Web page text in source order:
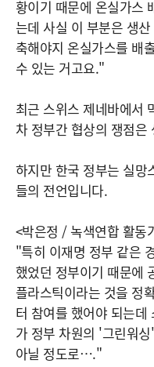
황이기 때문에 온실가스
는데 사실 이 부분은 생
축해야지 온실가스를 배
수 있는 거고요."
최근 스위스 제네바에서
차 정부간 협상의 쟁점은
하지만 한국 정부는 실망
들의 전언입니다.
<박은정 / 녹색연합 활동
"특히 이재명 정부 같은
했었던 정부이기 때문에
플라스틱이라는 것을 정
터 참여를 했어야 되는데
가 정부 차원의 '그린워
아닐 정도로…."